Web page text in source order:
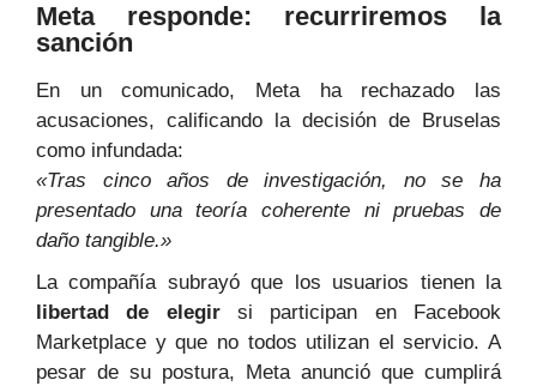
Meta responde: recurriremos la
sanción
En un comunicado, Meta ha rechazado las
acusaciones, calificando la decisión de Bruselas
como infundada:
«Tras cinco años de investigación, no se ha
presentado una teoría coherente ni pruebas de
daño tangible.»
La compañía subrayó que los usuarios tienen la
libertad de elegirsi participan en Facebook
Marketplace y que no todos utilizan el servicio. A
pesar de su postura, Meta anunció que cumplirá